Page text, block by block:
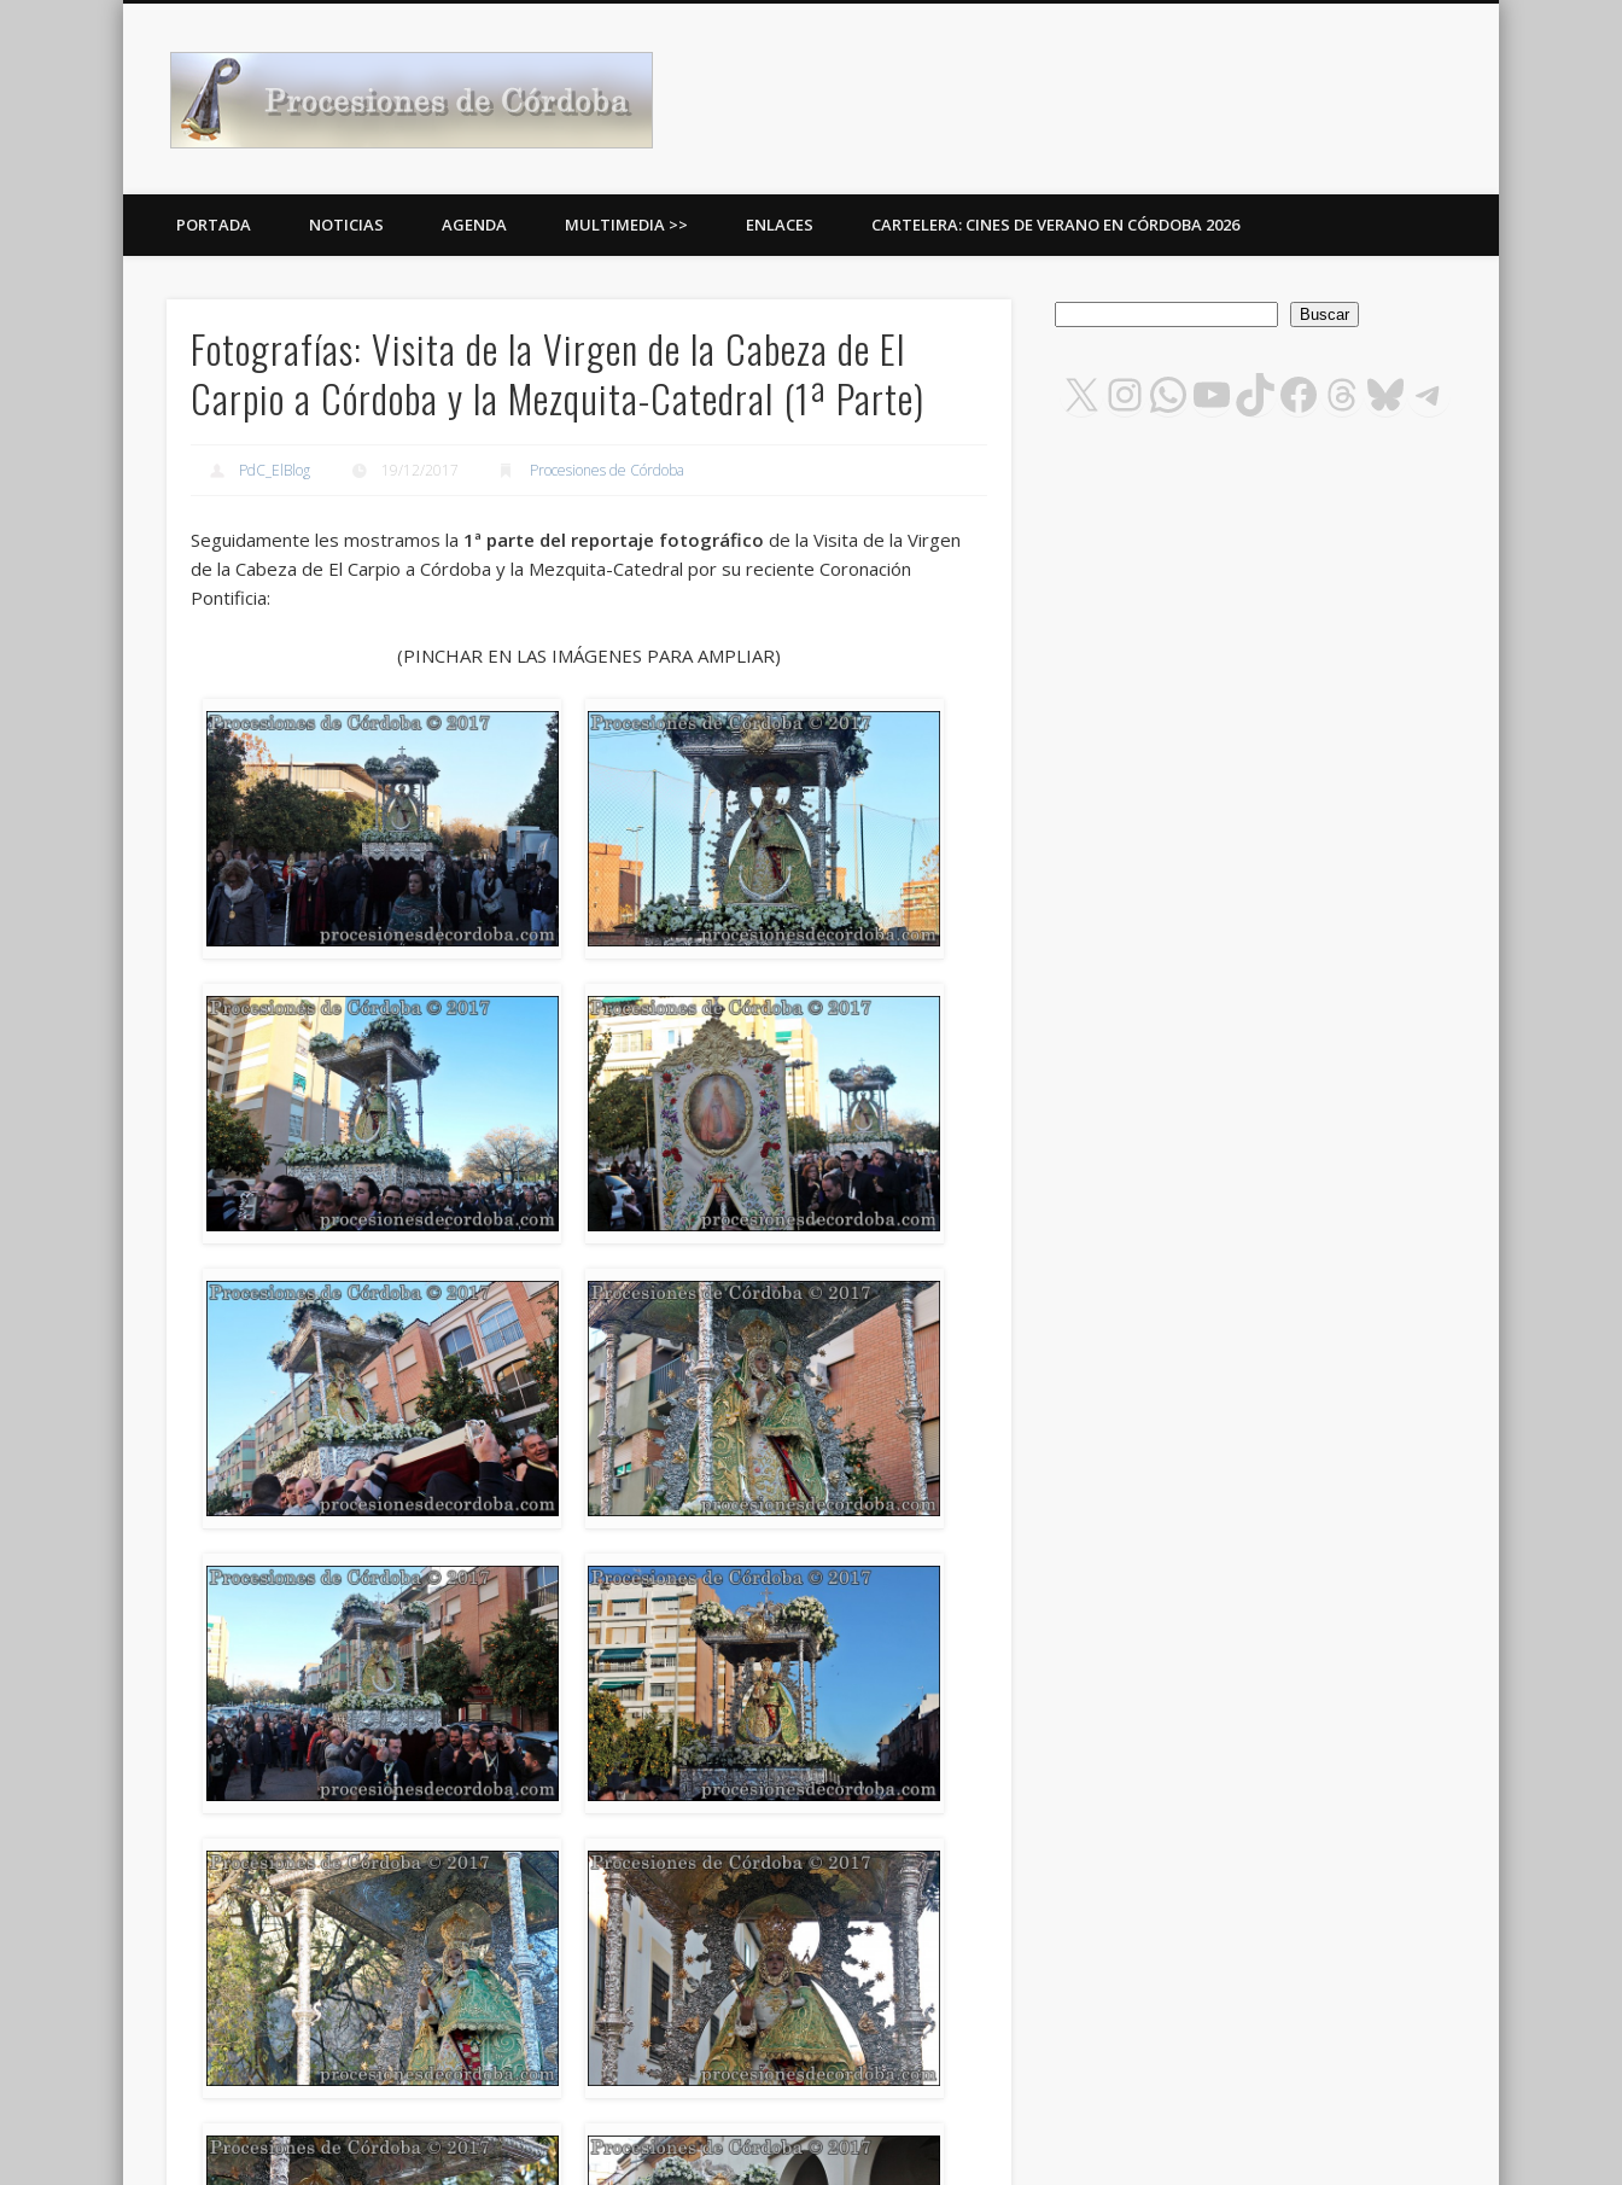
Noticias Cofrades
PORTADA NOTICIAS AGENDA MULTIMEDIA >> ENLACES CARTELERA: CINES DE VERANO EN CÓRDOBA 2026
Fotografías: Visita de la Virgen de la Cabeza de El
Carpio a Córdoba y la Mezquita-Catedral (1ª Parte)
PdC_ElBlog 19/12/2017 Procesiones de Córdoba
Seguidamente les mostramos la 1ª parte del reportaje fotográfico de la Visita de la Virgen
de la Cabeza de El Carpio a Córdoba y la Mezquita-Catedral por su reciente Coronación
Pontificia:
(PINCHAR EN LAS IMÁGENES PARA AMPLIAR)
Buscar
X Instagram
WhatsApp
YouTube
TikTok
Facebook
Threads
Bluesky
Telegram